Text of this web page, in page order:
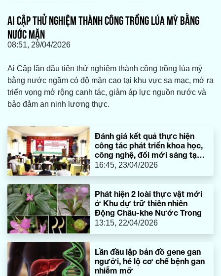
AI CẬP THỬ NGHIỆM THÀNH CÔNG TRỒNG LÚA MỲ BẰNG
NƯỚC MẶN
08:51, 29/04/2026
Ai Cập lần đầu tiên thử nghiệm thành công trồng lúa mỳ
bằng nước ngầm có độ mặn cao tại khu vực sa mạc, mở ra
triển vọng mở rộng canh tác, giảm áp lực nguồn nước và
bảo đảm an ninh lương thực.
Đánh giá kết quả thực hiện
công tác phát triển khoa học,
công nghệ, đổi mới sáng tạo,
chuyển đổi số
16:45, 23/04/2026
Phát hiện 2 loài thực vật mới
ở Khu dự trữ thiên nhiên
Động Châu-khe Nước Trong
13:15, 22/04/2026
Lần đầu lập bản đồ gene gan
người, hé lộ cơ chế bệnh gan
nhiễm mỡ